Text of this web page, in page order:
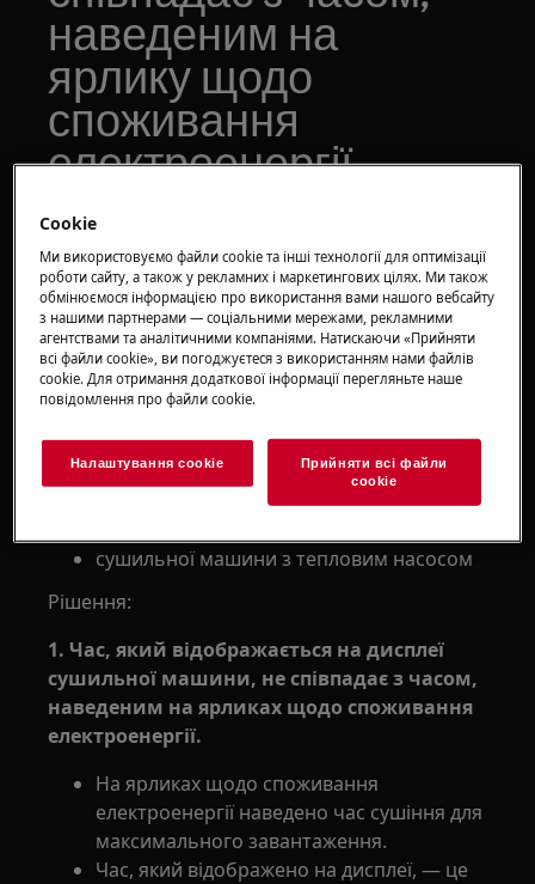
наведеним на
ярлику щодо
споживання
електроенергії
Рішення
Проблема:
Час, який відображається на дисплеї
сушильної машини, не співпадає з
часом, наведеним на ярлику щодо
споживання електроенергії.
Застосовується для:
сушильної машини з вентилятором
сушильної машини з тепловим насосом
Рішення:
1. Час, який відображається на дисплеї
сушильної машини, не співпадає з часом,
наведеним на ярликах щодо споживання
електроенергії.
На ярликах щодо споживання
електроенергії наведено час сушіння для
максимального завантаження.
Час, який відображено на дисплеї, — це
Cookie
Ми використовуємо файли cookie та інші технології для оптимізації
роботи сайту, а також у рекламних і маркетингових цілях. Ми також
обмінюємося інформацією про використання вами нашого вебсайту
з нашими партнерами — соціальними мережами, рекламними
агентствами та аналітичними компаніями. Натискаючи «Прийняти
всі файли сookie», ви погоджуєтеся з використанням нами файлів
cookie. Для отримання додаткової інформації перегляньте наше
повідомлення про файли сookie.
Налаштування cookie
Прийняти всі файли
сookie